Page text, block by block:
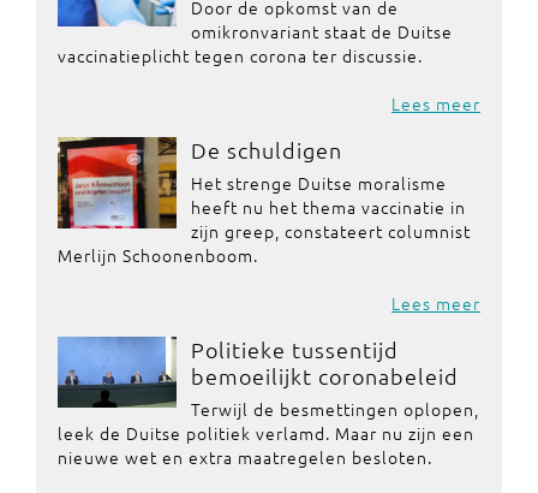
Door de opkomst van de
omikronvariant staat de Duitse
vaccinatieplicht tegen corona ter discussie.
Lees meer
De schuldigen
Het strenge Duitse moralisme
heeft nu het thema vaccinatie in
zijn greep, constateert columnist
Merlijn Schoonenboom.
Lees meer
Politieke tussentijd
bemoeilijkt coronabeleid
Terwijl de besmettingen oplopen,
leek de Duitse politiek verlamd. Maar nu zijn een
nieuwe wet en extra maatregelen besloten.